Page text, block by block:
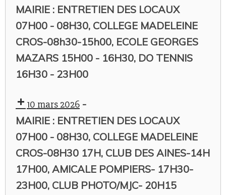
MAIRIE : ENTRETIEN DES LOCAUX
07H00 - 08H30, COLLEGE MADELEINE
CROS-08h30-15h00, ECOLE GEORGES
MAZARS 15H00 - 16H30, DO TENNIS
16H30 - 23H00
10 mars 2026 -
MAIRIE : ENTRETIEN DES LOCAUX
07H00 - 08H30, COLLEGE MADELEINE
CROS-08H30 17H, CLUB DES AINES-14H
17H00, AMICALE POMPIERS- 17H30-
23H00, CLUB PHOTO/MJC- 20H15